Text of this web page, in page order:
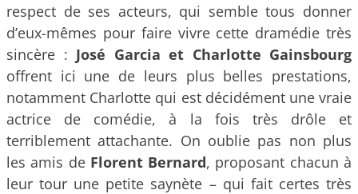
respect de ses acteurs, qui semble tous donner
d’eux-mêmes pour faire vivre cette dramédie très
sincère : José Garcia et Charlotte Gainsbourg
offrent ici une de leurs plus belles prestations,
notamment Charlotte qui est décidément une vraie
actrice de comédie, à la fois très drôle et
terriblement attachante. On oublie pas non plus
les amis de Florent Bernard, proposant chacun à
leur tour une petite saynète – qui fait certes très